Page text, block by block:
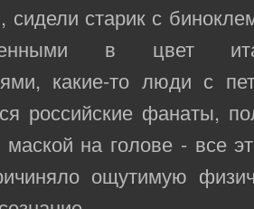
сидели старик с
в цвет
какие-то люди с
российские фанаты,
на голове - все
ощутимую